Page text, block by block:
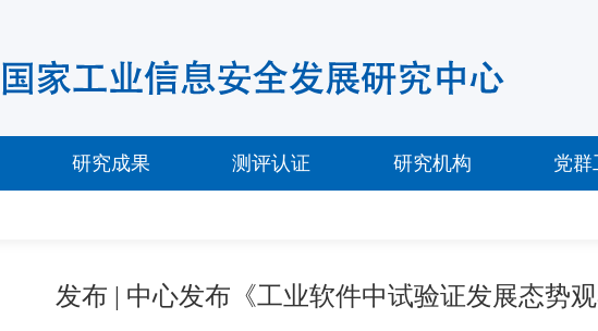
研究成果 测评认证 研究机构 党群
发布 | 中心发布《工业软件中试验证发展态势观